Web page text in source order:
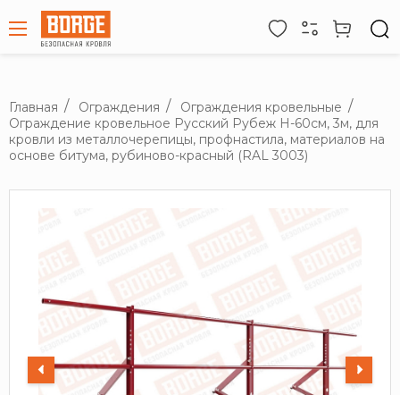
Главная Ограждения
Ограждения кровельные
Ограждение кровельное Русский Рубеж H-60см, 3м, для
кровли из металлочерепицы, профнастила, материалов на
основе битума, рубиново-красный (RAL 3003)